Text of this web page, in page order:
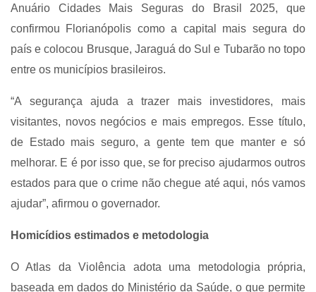
Anuário Cidades Mais Seguras do Brasil 2025, que
confirmou Florianópolis como a capital mais segura do
país e colocou Brusque, Jaraguá do Sul e Tubarão no topo
entre os municípios brasileiros.
“A segurança ajuda a trazer mais investidores, mais
visitantes, novos negócios e mais empregos. Esse título,
de Estado mais seguro, a gente tem que manter e só
melhorar. E é por isso que, se for preciso ajudarmos outros
estados para que o crime não chegue até aqui, nós vamos
ajudar”, afirmou o governador.
Homicídios estimados e metodologia
O Atlas da Violência adota uma metodologia própria,
baseada em dados do Ministério da Saúde, o que permite